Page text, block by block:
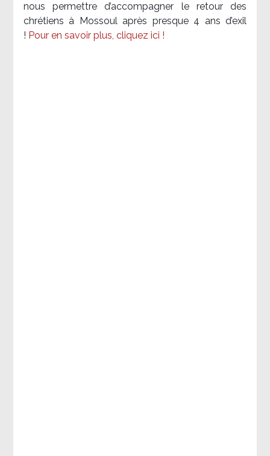
nous permettre d’accompagner le retour des
chrétiens à Mossoul après presque 4 ans d’exil
! Pour en savoir plus, cliquez ici !